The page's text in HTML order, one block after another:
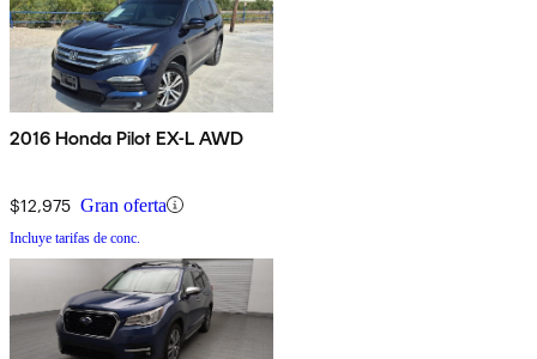
2016 Honda Pilot EX-L AWD
$12,975 Gran oferta
Incluye tarifas de conc.